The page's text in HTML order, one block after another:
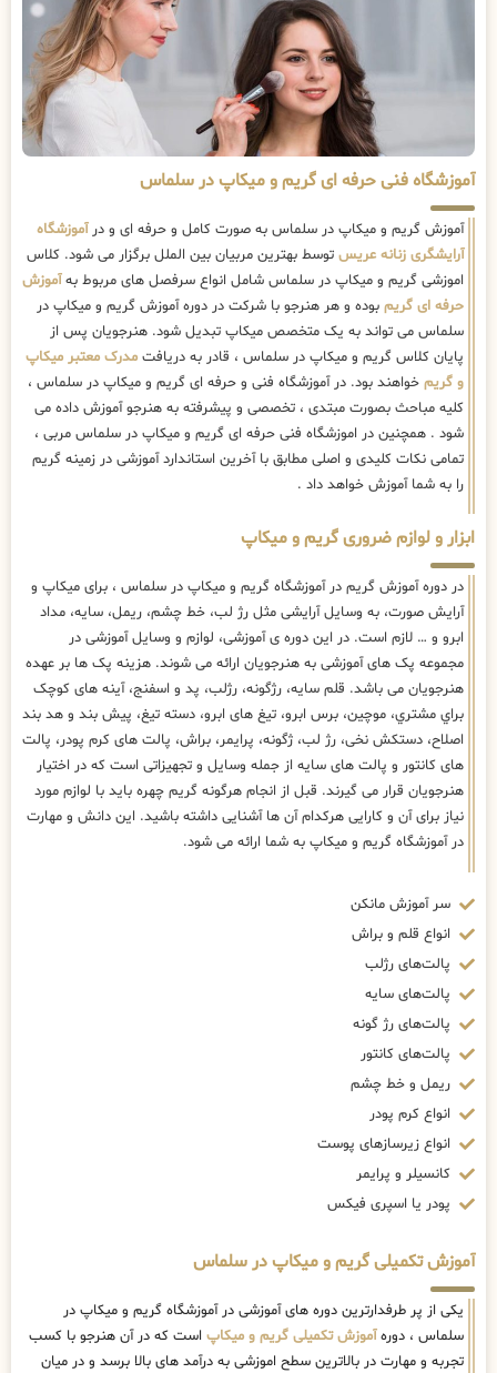
آموزشگاه فنی حرفه ای گریم و میکاپ در سلماس
آموزش گریم و میکاپ در سلماس به صورت کامل و حرفه ای و درآموزشگاه
آرایشگری زنانه عریس توسط بهترین مربیان بین الملل برگزار می شود. کلاس
اموزشی گریم و میکاپ در سلماس شامل انواع سرفصل های مربوط بهآموزش
حرفه ای گریم بوده و هر هنرجو با شرکت در دوره آموزش گریم و میکاپ در
سلماس می تواند به یک متخصص میکاپ تبدیل شود. هنرجویان پس از
پایان کلاس گریم و میکاپ در سلماس ، قادر به دریافت مدرک معتبر میکاپ
و گریم خواهند بود. در آموزشگاه فنی و حرفه ای گریم و میکاپ در سلماس ،
کلیه مباحث بصورت مبتدی ، تخصصی و پیشرفته به هنرجو آموزش داده می
شود . همچنین در اموزشگاه فنی حرفه ای گریم و میکاپ در سلماس مربی ،
تمامی نکات کلیدی و اصلی مطابق با آخرین استاندارد آموزشی در زمینه گریم
را به شما آموزش خواهد داد .
ابزار و لوازم ضروری گریم و میکاپ
در دوره آموزش گریم در آموزشگاه گریم و میکاپ در سلماس ، برای میکاپ و
آرایش صورت، به وسایل آرایشی مثل رژ لب، خط چشم، ریمل، سایه، مداد
ابرو و … لازم است. در این دوره ی آموزشی، لوازم و وسایل آموزشی در
مجموعه پک های آموزشی به هنرجویان ارائه می شوند. هزینه پک ها بر عهده
هنرجویان می باشد. قلم سایه، رژگونه، رژلب، پد و اسفنج، آینه های كوچک
براي مشتري، موچین، برس ابرو، تیغ های ابرو، دسته تیغ، پیش بند و هد بند
اصلاح، دستکش نخی، رژ لب، ژگونه، پرایمر، براش، پالت های کرم پودر، پالت
های کانتور و پالت های سایه از جمله وسایل و تجهیزاتی است که در اختیار
هنرجویان قرار می گیرند. قبل از انجام هرگونه گریم چهره باید با لوازم مورد
نیاز برای آن و کارایی هرکدام آن ها آشنایی داشته باشید. این دانش و مهارت
در آموزشگاه گریم و میکاپ به شما ارائه می شود.
سر آموزش مانکن
انواع قلم و براش
پالت‌های رژلب
پالت‌های سایه
پالت‌های رژ گونه
پالت‌های کانتور
ریمل و خط چشم
انواع کرم پودر
انواع زیرسازهای پوست
کانسیلر و پرایمر
پودر یا اسپری فیکس
آموزش تکمیلی گریم و میکاپ در سلماس
یکی از پر طرفدارترین دوره های آموزشی در آموزشگاه گریم و میکاپ در
سلماس ، دورهآموزش تکمیلی گریم و میکاپ است که در آن هنرجو با کسب
تجربه و مهارت در بالاترین سطح اموزشی به درآمد های بالا برسد و در میان